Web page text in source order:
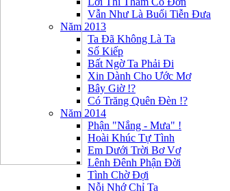
Vẫn Như Là Buổi Tiễn Đưa
Năm 2013
Ta Đã Không Là Ta
Số Kiếp
Bất Ngờ Ta Phải Đi
Xin Dành Cho Ước Mơ
Bây Giờ !?
Có Trăng Quên Đèn !?
Năm 2014
Phận "Nắng - Mưa" !
Hoài Khúc Tự Tình
Em Dưới Trời Bơ Vơ
Lênh Đênh Phận Đời
Tình Chờ Đợi
Nỗi Nhớ Chỉ Ta